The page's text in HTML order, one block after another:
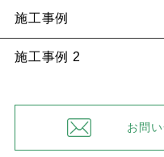
施工事例
施工事例 2
お問